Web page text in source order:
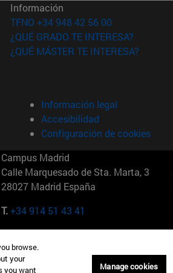
ventana)
ventana)
Información
TFNO +34 948 42 56 00
¿QUÉ GRADO TE INTERESA?
¿QUÉ MÁSTER TE INTERESA?
Información legal
Accesibilidad
Configuración de cookies
Campus Madrid
Calle Marquesado de Sta. Marta, 3
28027 Madrid España
T.+34 914 51 43 41
Maria-Theresia-Straße 15 81675
Múnich Alemania
browse.
your
you want
Manage cookies